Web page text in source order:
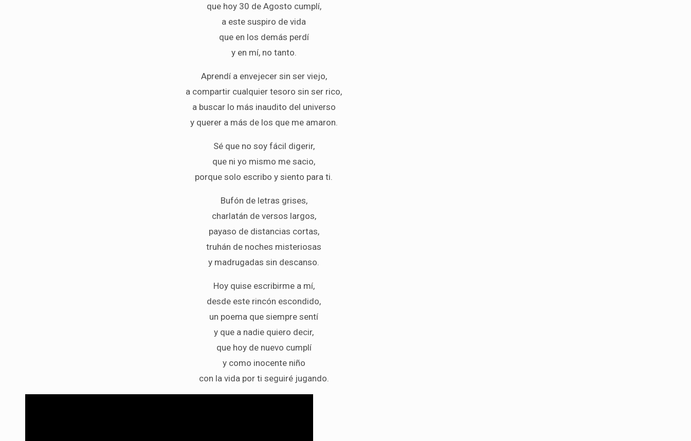
que hoy 30 de Agosto cumplí,
a este suspiro de vida
que en los demás perdí
y en mí, no tanto.
Aprendí a envejecer sin ser viejo,
a compartir cualquier tesoro sin ser rico,
a buscar lo más inaudito del universo
y querer a más de los que me amaron.
Sé que no soy fácil digerir,
que ni yo mismo me sacio,
porque solo escribo y siento para ti.
Bufón de letras grises,
charlatán de versos largos,
payaso de distancias cortas,
truhán de noches misteriosas
y madrugadas sin descanso.
Hoy quise escribirme a mí,
desde este rincón escondido,
un poema que siempre sentí
y que a nadie quiero decir,
que hoy de nuevo cumplí
y como inocente niño
con la vida por ti seguiré jugando.